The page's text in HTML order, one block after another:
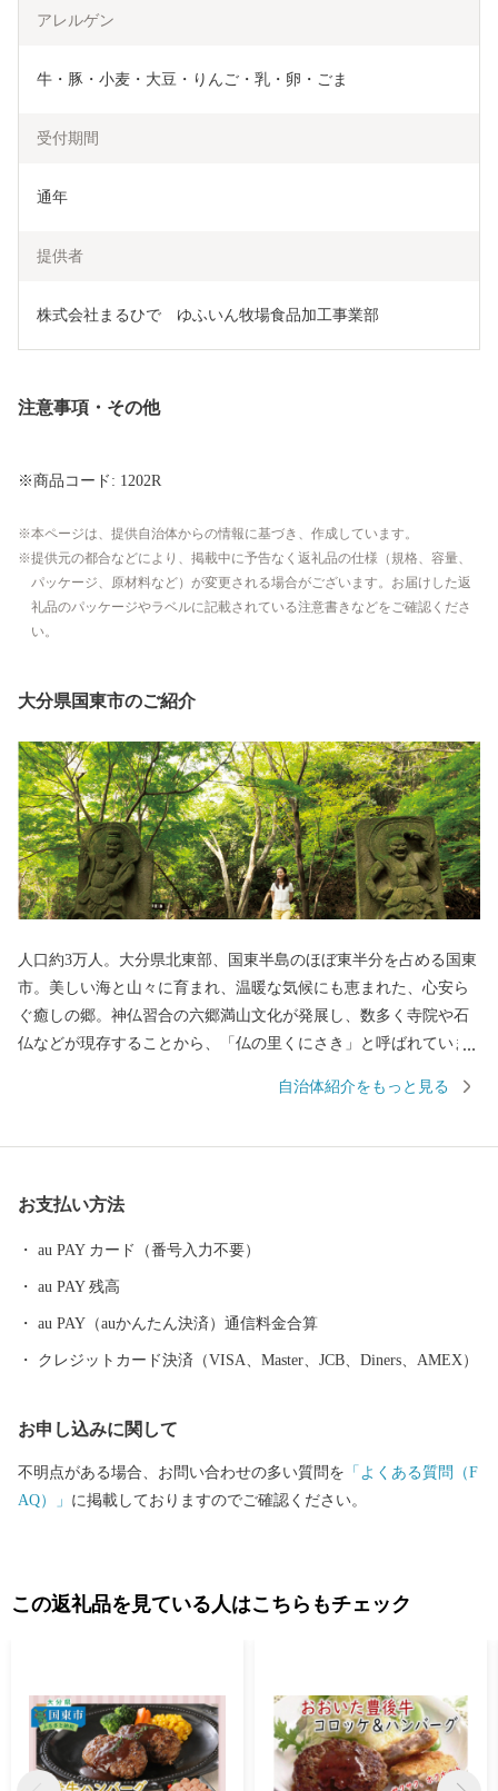
アレルゲン
牛・豚・小麦・大豆・りんご・乳・卵・ごま
受付期間
通年
提供者
株式会社まるひで　ゆふいん牧場食品加工事業部
注意事項・その他
※商品コード: 1202R
本ページは、提供自治体からの情報に基づき、作成しています。
提供元の都合などにより、掲載中に予告なく返礼品の仕様（規格、容量、
パッケージ、原材料など）が変更される場合がございます。お届けした返
礼品のパッケージやラベルに記載されている注意書きなどをご確認くださ
い。
大分県国東市のご紹介
人口約3万人。大分県北東部、国東半島のほぼ東半分を占める国東
市。美しい海と山々に育まれ、温暖な気候にも恵まれた、心安ら
ぐ癒しの郷。神仏習合の六郷満山文化が発展し、数多く寺院や石
仏などが現存することから、「仏の里くにさき」と呼ばれていま
生み出す、豊富な食材！海の幸・山の幸、あらゆる旬の幸を日々
す。また大阪・名古屋・ソウルとの定期便があります。
自治体紹介をもっと見る
お支払い方法
au PAY カード（番号入力不要）
au PAY 残高
au PAY（auかんたん決済）通信料金合算
クレジットカード決済（VISA、Master、JCB、Diners、AMEX）
お申し込みに関して
不明点がある場合、お問い合わせの多い質問を 「よくある質問（F
AQ）」 に掲載しておりますのでご確認ください。
この返礼品を見ている人はこちらもチェック